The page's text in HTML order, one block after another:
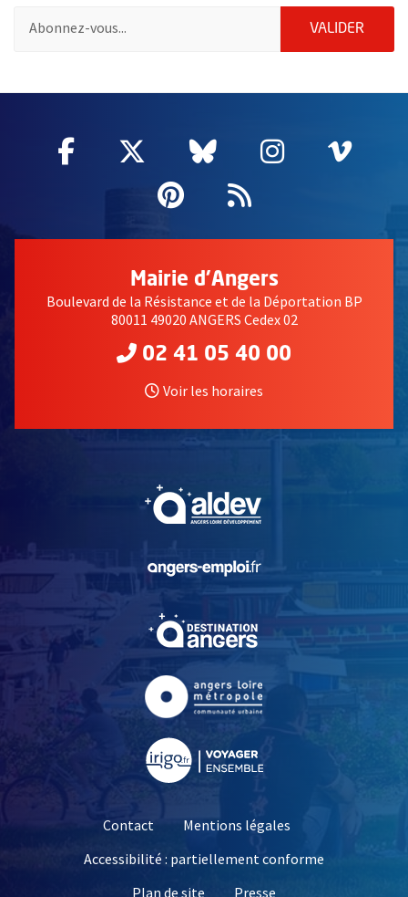
VALIDER
Facebook
, Ouvre une nouvelle fenêtre
Twitter
, Ouvre une nouvelle
Bluesky
, Ouvre une
Instagram
, Ouvre
,
Pinterest
, Ouvre une
Flux RSS
Mairie d'Angers
Boulevard de la Résistance et de la Déportation BP
80011 49020 ANGERS Cedex 02
02 41 05 40 00
Voir les horaires
, Ouvre une nouvelle
, Ouvre une nouvelle
Contact
Mentions légales
Accessibilité : partiellement conforme
Plan de site
Presse